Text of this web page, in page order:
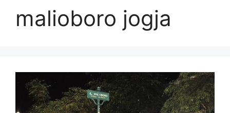
malioboro jogja